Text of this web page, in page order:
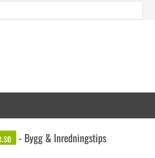
- Bygg & Inredningstips